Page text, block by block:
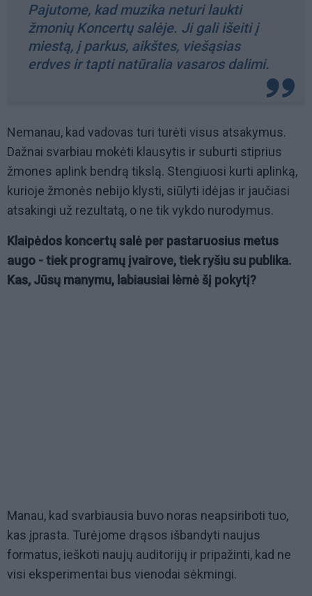
Pajutome, kad muzika neturi laukti
žmonių Koncertų salėje. Ji gali išeiti į
miestą, į parkus, aikštes, viešąsias
erdves ir tapti natūralia vasaros dalimi.
Nemanau, kad vadovas turi turėti visus atsakymus.
Dažnai svarbiau mokėti klausytis ir suburti stiprius
žmones aplink bendrą tikslą. Stengiuosi kurti aplinką,
kurioje žmonės nebijo klysti, siūlyti idėjas ir jaučiasi
atsakingi už rezultatą, o ne tik vykdo nurodymus.
Klaipėdos koncertų salė per pastaruosius metus
augo - tiek programų įvairove, tiek ryšiu su publika.
Kas, Jūsų manymu, labiausiai lėmė šį pokytį?
Manau, kad svarbiausia buvo noras neapsiriboti tuo,
kas įprasta. Turėjome drąsos išbandyti naujus
formatus, ieškoti naujų auditorijų ir pripažinti, kad ne
visi eksperimentai bus vienodai sėkmingi.